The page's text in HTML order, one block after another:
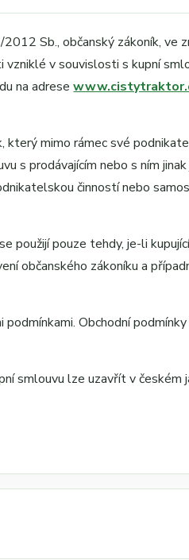
Sb., občanský zákoník, ve
vzniklé v souvislosti s kupní
na adrese
mimo rámec své
s prodávajícím nebo s ním jinak
činností nebo
použijí pouze tehdy, je-li
občanského zákoníku a
Obchodní
smlouvu lze uzavřít v českém